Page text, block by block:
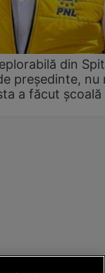
din
președinte, nu
a făcut școală